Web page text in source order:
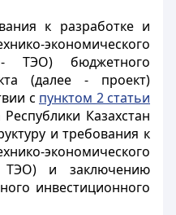
к разработке и
экономического
ТЭО) бюджетного
(далее - проект)
с пунктом 2 статьи
Казахстан
и требования к
экономического
ТЭО) и заключению
инвестиционного